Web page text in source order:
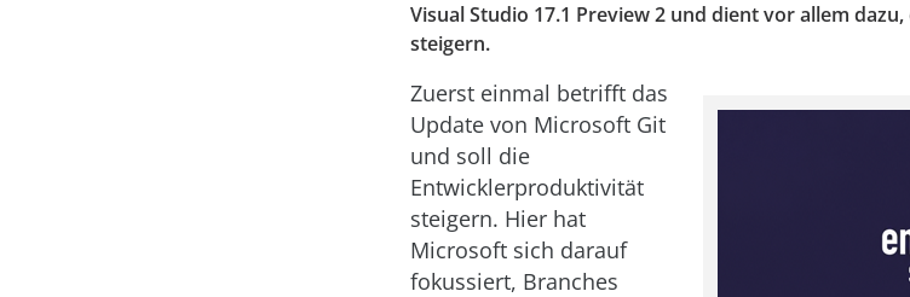
Visual Studio 17.1 Preview 2 und dient vor allem
steigern.
Zuerst einmal betrifft das
Update von Microsoft Git
und soll die
Entwicklerproduktivität
steigern. Hier hat
Microsoft sich darauf
fokussiert, Branches